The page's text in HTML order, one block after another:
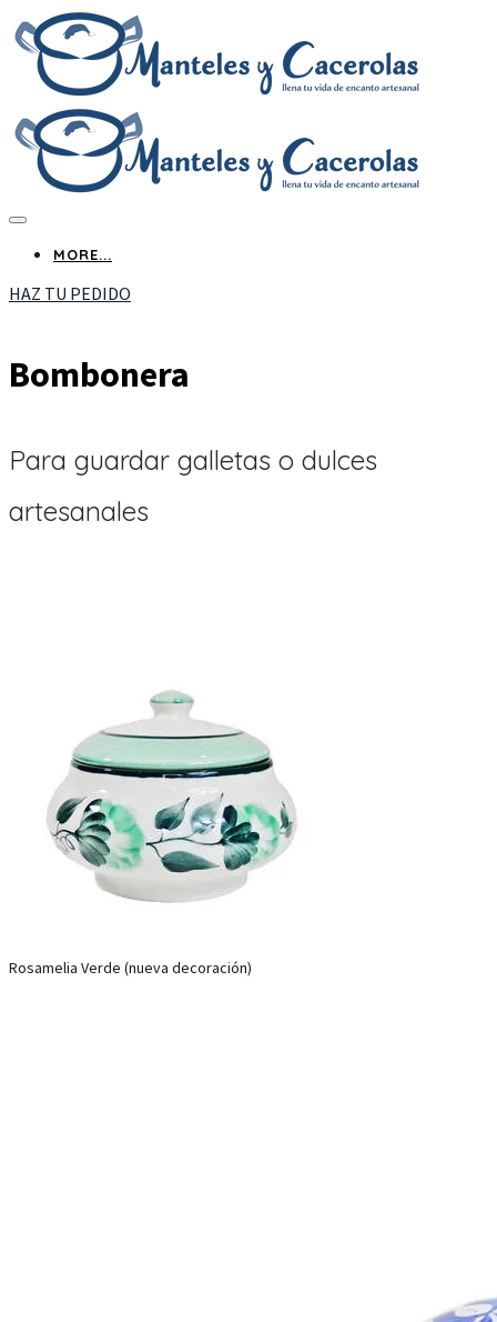
MORE...
HAZ TU PEDIDO
Bombonera
Para guardar galletas o dulces
artesanales
Rosamelia Verde (nueva decoración)